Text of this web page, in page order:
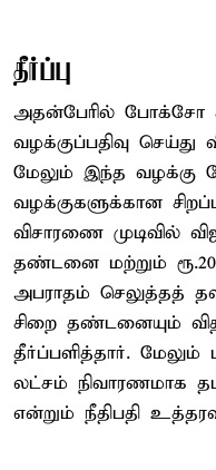
தீர்ப்பு
அதன்பேரில் போக்சோ
வழக்குப்பதிவு
மேலும் இந்த வழக்கு
வழக்குகளுக்கான
விசாரணை முடிவில்
தண்டனை மற்றும்
அபராதம் செலுத்தத்
சிறை தண்டனையும்
தீர்ப்பளித்தார். மேலும்
லட்சம் நிவாரணமாக
என்றும் நீதிபதி